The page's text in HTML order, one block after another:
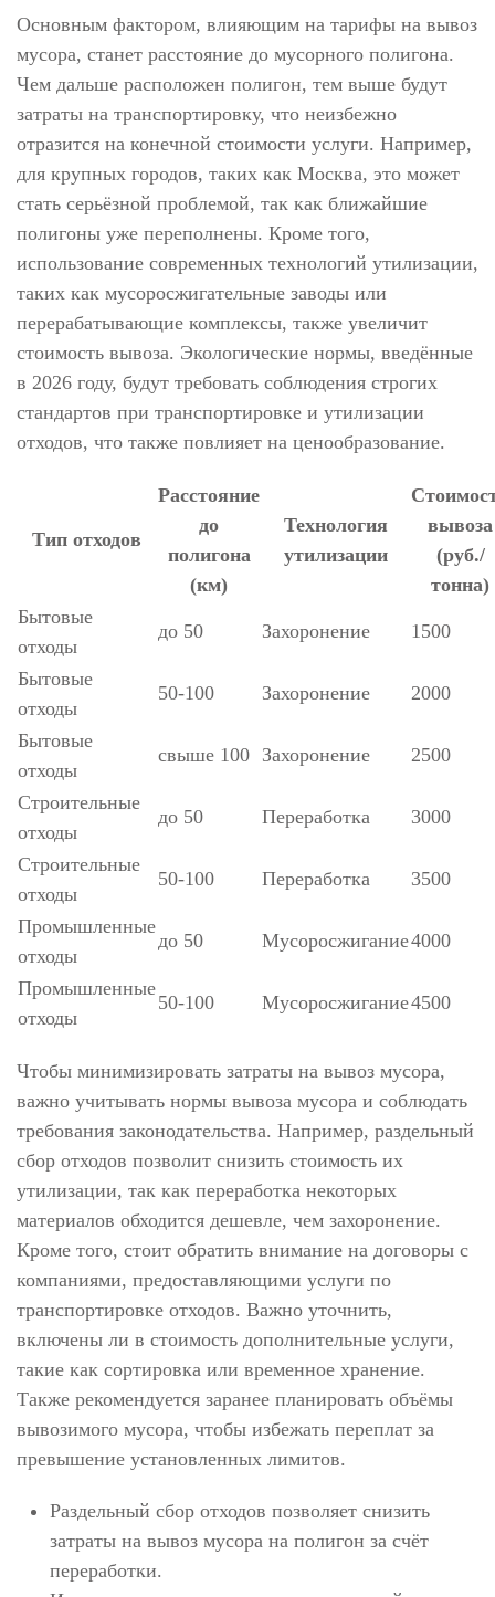
Основным фактором, влияющим на тарифы на вывоз
мусора, станет расстояние до мусорного полигона.
Чем дальше расположен полигон, тем выше будут
затраты на транспортировку, что неизбежно
отразится на конечной стоимости услуги. Например,
для крупных городов, таких как Москва, это может
стать серьёзной проблемой, так как ближайшие
полигоны уже переполнены. Кроме того,
использование современных технологий утилизации,
таких как мусоросжигательные заводы или
перерабатывающие комплексы, также увеличит
стоимость вывоза. Экологические нормы, введённые
в 2026 году, будут требовать соблюдения строгих
стандартов при транспортировке и утилизации
отходов, что также повлияет на ценообразование.
Тип отходов
Расстояние
до
полигона
(км)
Технология
утилизации
вывоза
(руб./
тонна)
Бытовые
отходы
до 50 Захоронение 1500
Бытовые
отходы
50-100 Захоронение 2000
Бытовые
отходы
свыше 100 Захоронение 2500
Строительные
отходы
до 50 Переработка 3000
Строительные
отходы
50-100 Переработка 3500
Промышленные
отходы
до 50 Мусоросжигание4000
Промышленные
отходы
50-100 Мусоросжигание4500
Чтобы минимизировать затраты на вывоз мусора,
важно учитывать нормы вывоза мусора и соблюдать
требования законодательства. Например, раздельный
сбор отходов позволит снизить стоимость их
утилизации, так как переработка некоторых
материалов обходится дешевле, чем захоронение.
Кроме того, стоит обратить внимание на договоры с
компаниями, предоставляющими услуги по
транспортировке отходов. Важно уточнить,
включены ли в стоимость дополнительные услуги,
такие как сортировка или временное хранение.
Также рекомендуется заранее планировать объёмы
вывозимого мусора, чтобы избежать переплат за
превышение установленных лимитов.
Раздельный сбор отходов позволяет снизить
затраты на вывоз мусора на полигон за счёт
переработки.